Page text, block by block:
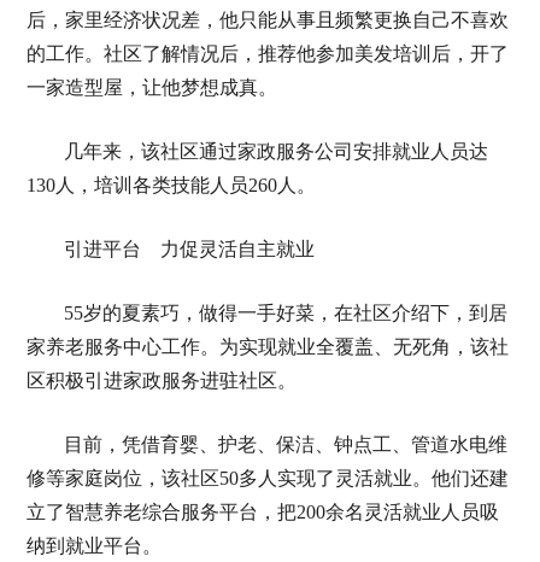
后，家里经济状况差，他只能从事且频繁更换自己不喜欢
的工作。社区了解情况后，推荐他参加美发培训后，开了
一家造型屋，让他梦想成真。
几年来，该社区通过家政服务公司安排就业人员达
130人，培训各类技能人员260人。
引进平台 力促灵活自主就业
55岁的夏素巧，做得一手好菜，在社区介绍下，到居
家养老服务中心工作。为实现就业全覆盖、无死角，该社
区积极引进家政服务进驻社区。
目前，凭借育婴、护老、保洁、钟点工、管道水电维
修等家庭岗位，该社区50多人实现了灵活就业。他们还建
立了智慧养老综合服务平台，把200余名灵活就业人员吸
纳到就业平台。